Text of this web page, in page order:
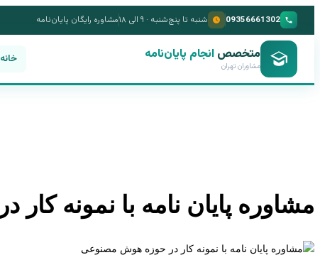
09356661302 شنبه تا پنج‌شنبه · ۹ الی ۱۸ مشاوره رایگان پایان‌نامه
متخصص انجام پایان‌نامه
مشاوران تهران خانه
مشاوره پایان نامه با نمونه